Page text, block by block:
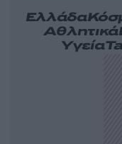
Ελλάδα
Αθλητικά
Υγεία